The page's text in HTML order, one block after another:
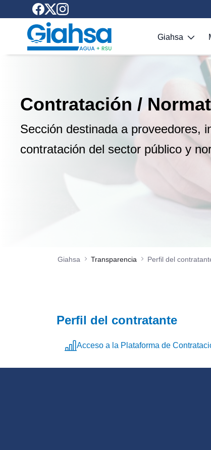
Saltar al contenido principal
Giahsa
Contratación /
Sección destinada a proveedores,
contratación del sector público y
Giahsa Transparencia Perfil del
Perfil del contratante
Acceso a la Plataforma de